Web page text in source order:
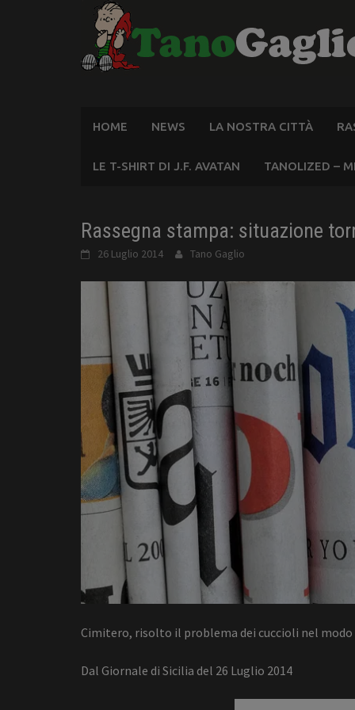
HOME NEWS LA NOSTRA CITTÀ
LE T-SHIRT DI J.F. AVATAN TANOLIZED –
Rassegna stampa: situazione
26 Luglio 2014 Tano Gaglio
Cimitero, risolto il problema dei cuccioli nel
Dal Giornale di Sicilia del 26 Luglio 2014